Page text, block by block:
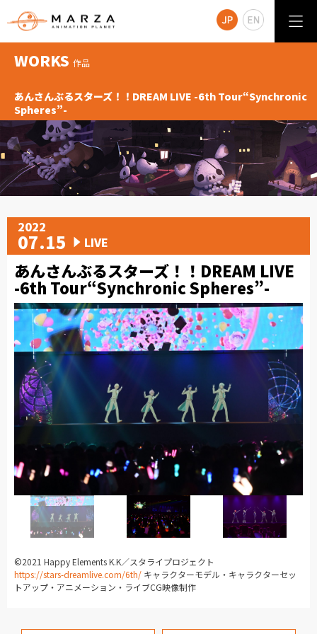
WORKS 作品
あんさんぶるスターズ！！DREAM LIVE -6th Tour“Synchronic
Spheres”-
2022
07.15 LIVE
あんさんぶるスターズ！！DREAM LIVE
-6th Tour“Synchronic Spheres”-
©2021 Happy Elements K.K／スタライプロジェクト
https://stars-dreamlive.com/6th/ キャラクターモデル・キャラクターセッ
トアップ・アニメーション・ライブCG映像制作